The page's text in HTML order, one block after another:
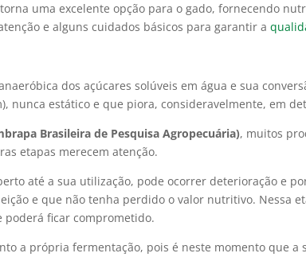
uma excelente opção para o gado, fornecendo
e alguns cuidados básicos para garantir a
dos açúcares solúveis em água e sua
nunca estático e que piora, consideravelmente, em
Brasileira de Pesquisa Agropecuária), muitos
etapas merecem atenção.
até a sua utilização, pode ocorrer deterioração e
e que não tenha perdido o valor nutritivo. Nessa
ficar comprometido.
a própria fermentação, pois é neste momento que